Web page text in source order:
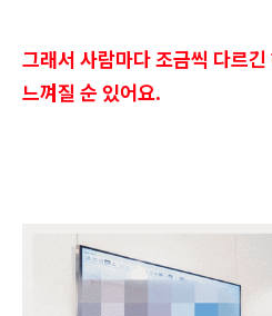
그래서 사람마다 조금씩 다르
느껴질 순 있어요.